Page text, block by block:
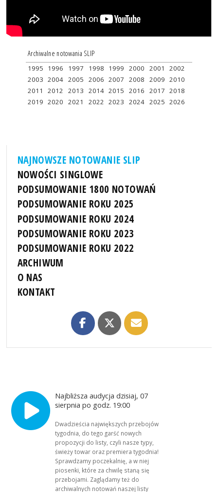
Archiwalne notowania SLIP
1995 1996 1997 1998 1999 2000 2001
2002
2003 2004 2005 2006 2007 2008 2009 2010
2011
2012 2013 2014 2015 2016 2017 2018
2019 2020 2021 2022 2023 2024 2025 2026
NAJNOWSZE NOTOWANIE SLIP
NOWOŚCI SINGLOWE
PODSUMOWANIE 1800 NOTOWAŃ
PODSUMOWANIE ROKU 2025
PODSUMOWANIE ROKU 2024
PODSUMOWANIE ROKU 2023
PODSUMOWANIE ROKU 2022
ARCHIWUM
O NAS
KONTAKT
Najbliższa audycja dzisiaj, 07
sierpnia po godz. 19:00
Dwadzieścia największych przebojów
tygodnia, do tego garść nowych
propozycji do listy, czyli nasze typy,
świeży towar oraz premiera tygodnia!
Sprawdzamy poczekalnię, a w niej
piosenki, które za chwilę staną się
przebojami. Zaglądamy też do
archiwalnych notowań naszej listy